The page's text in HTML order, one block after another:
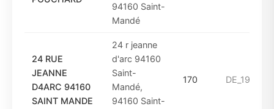
94160 Saint-
Mandé
24 RUE
JEANNE
D4ARC 94160
SAINT MANDE
24 r jeanne
d'arc 94160
Saint-
Mandé,
94160 Saint-
170